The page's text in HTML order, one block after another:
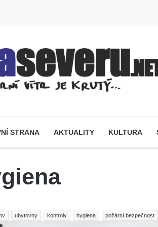
STRANA AKTUALITY KULTURA
ubytovny kontroly hygiena požární bezpečnost